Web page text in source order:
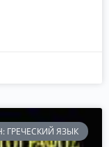
ГРЕЧЕСКИЙ ЯЗЫК